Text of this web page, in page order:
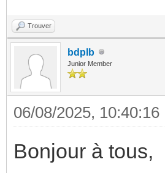
Trouver
bdplb
Junior Member
06/08/2025, 10:40:16
Bonjour à tous,